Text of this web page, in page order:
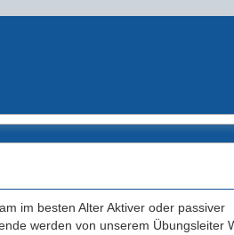
im besten Alter Aktiver oder passiver
werden von unserem Übungsleiter